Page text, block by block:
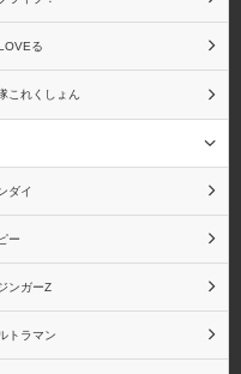
る
これくしょん
ダイ
ー
ンガーZ
トラマン